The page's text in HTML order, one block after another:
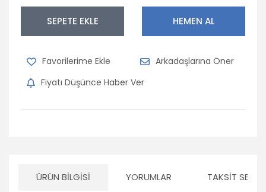
SEPETE EKLE HEMEN AL
Arkadaşlarına Öner
Fiyatı Düşünce Haber Ver
ÜRÜN BILGISI YORUMLAR TAKSIT